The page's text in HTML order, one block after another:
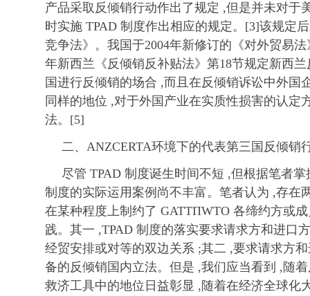
产品采取反倾销行动作出了规定 ,但是并未对于
时实施 TPAD 制度作出相应的规定。[3]该规定
竞争法》。我国于2004年新修订的《对外贸易
年新西兰《反倾销反补贴法》第18节规定新西
国进行反倾销的场合 ,而且在反倾销诉讼中外国
同样的地位 ,对于外国产业在实质性损害的认定
法。[5]
二、ANZCERTA环境下的代表第三国反倾销
尽管 TPAD 制度诞生时间不短 ,但根据笔者
制度的实际运用案例尚不丰富。笔者认为 ,存在
在某种程度上制约了 GATTΠWTO 各缔约方或
践。其一 ,TPAD 制度的落实要求请求方和进口
经贸安排或对等的双边关系 ;其二 ,要求请求方
备的反倾销国内立法。但是 ,我们应当看到 ,随
救济工具中的地位日益彰显 ,随着在经济全球化